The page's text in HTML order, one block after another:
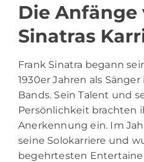
Die Anfänge
Sinatras
Frank Sinatra begann
1930er Jahren als
Bands. Sein Talent und
Persönlichkeit brachten
Anerkennung ein. Im
seine Solokarriere und
begehrtesten